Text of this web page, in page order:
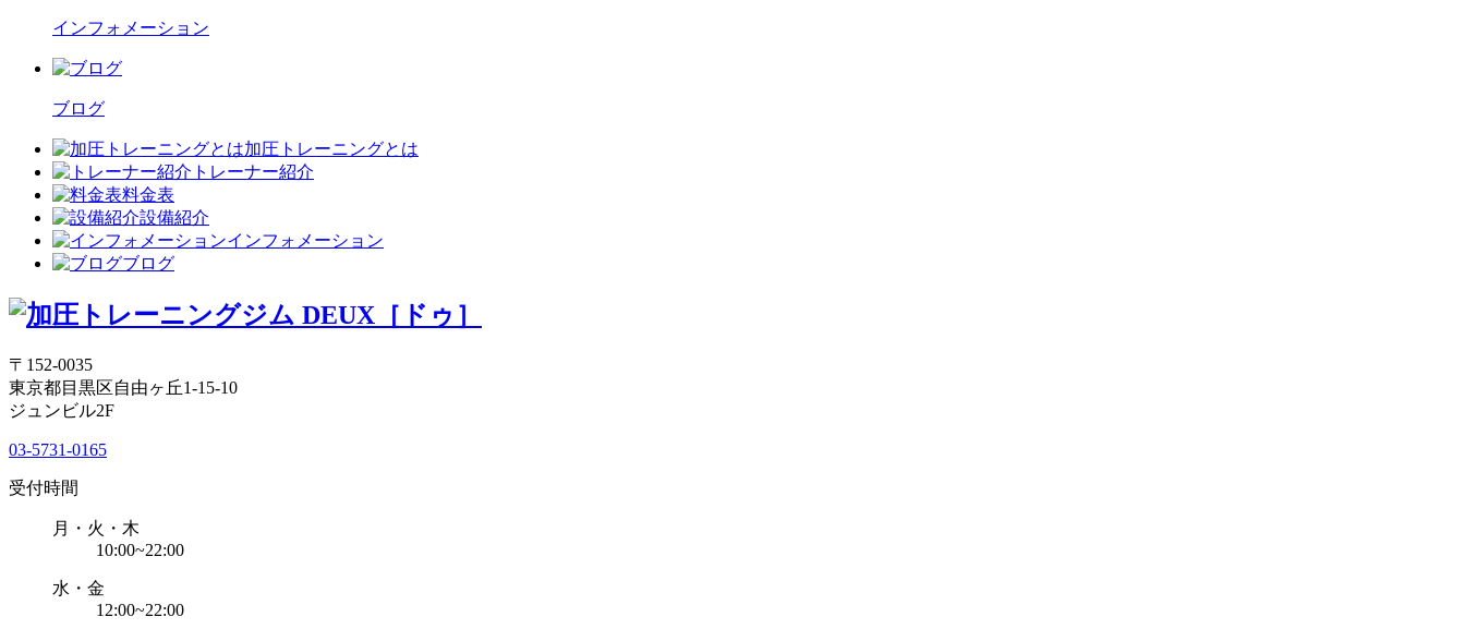
インフォメーション
ブログ
加圧トレーニングとは
トレーナー紹介
料金表
設備紹介
インフォメーション
ブログ
〒152-0035
東京都目黒区自由ヶ丘1-15-10
ジュンビル2F
03-5731-0165
受付時間
月・火・木
10:00~22:00
水・金
12:00~22:00